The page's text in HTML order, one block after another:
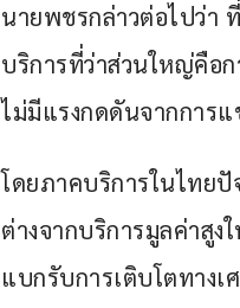
นายพชรกล่าวต่อไปว่า
บริการที่ว่าส่วนใหญ่คือ
ไม่มีแรงกดดันจากการ
โดยภาคบริการในไทย
ต่างจากบริการมูลค่าสูง
แบกรับการเติบโตทาง